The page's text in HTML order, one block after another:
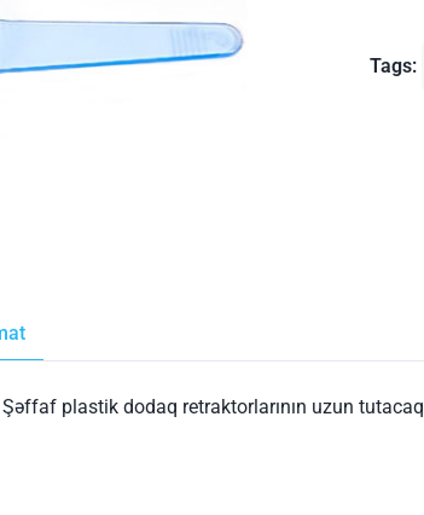
Tags:
plastik dodaq retraktorlarının uzun